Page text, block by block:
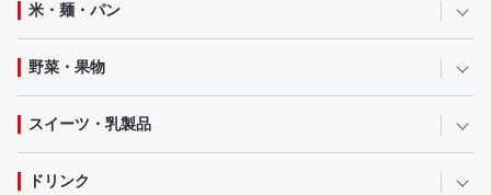
米・麺・パン
野菜・果物
スイーツ・乳製品
ドリンク